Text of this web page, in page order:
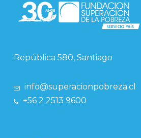
República 580, Santiago
info@superacionpobreza.cl
+56 2 2513 9600